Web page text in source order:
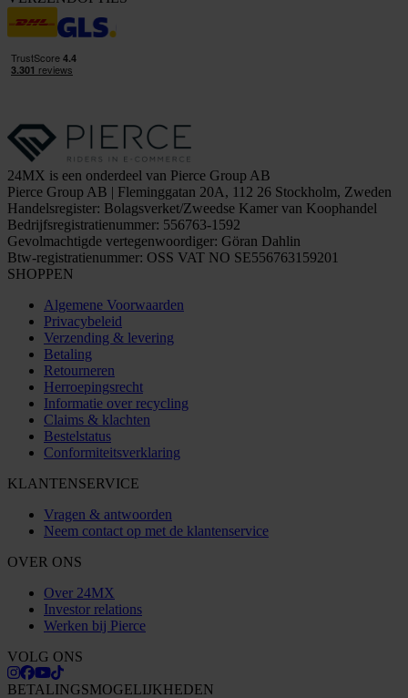
24MX is een onderdeel van Pierce Group AB
Pierce Group AB | Fleminggatan 20A, 112 26 Stockholm, Zweden
Handelsregister: Bolagsverket/Zweedse Kamer van Koophandel
Bedrijfsregistratienummer: 556763-1592
Gevolmachtigde vertegenwoordiger: Göran Dahlin
Btw-registratienummer: OSS VAT NO SE556763159201
SHOPPEN
Algemene Voorwaarden
Privacybeleid
Verzending & levering
Betaling
Retourneren
Herroepingsrecht
Informatie over recycling
Claims & klachten
Bestelstatus
Conformiteitsverklaring
KLANTENSERVICE
Vragen & antwoorden
Neem contact op met de klantenservice
OVER ONS
Over 24MX
Investor relations
Werken bij Pierce
VOLG ONS
BETALINGSMOGELIJKHEDEN